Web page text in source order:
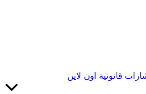
قانونية اون لاين